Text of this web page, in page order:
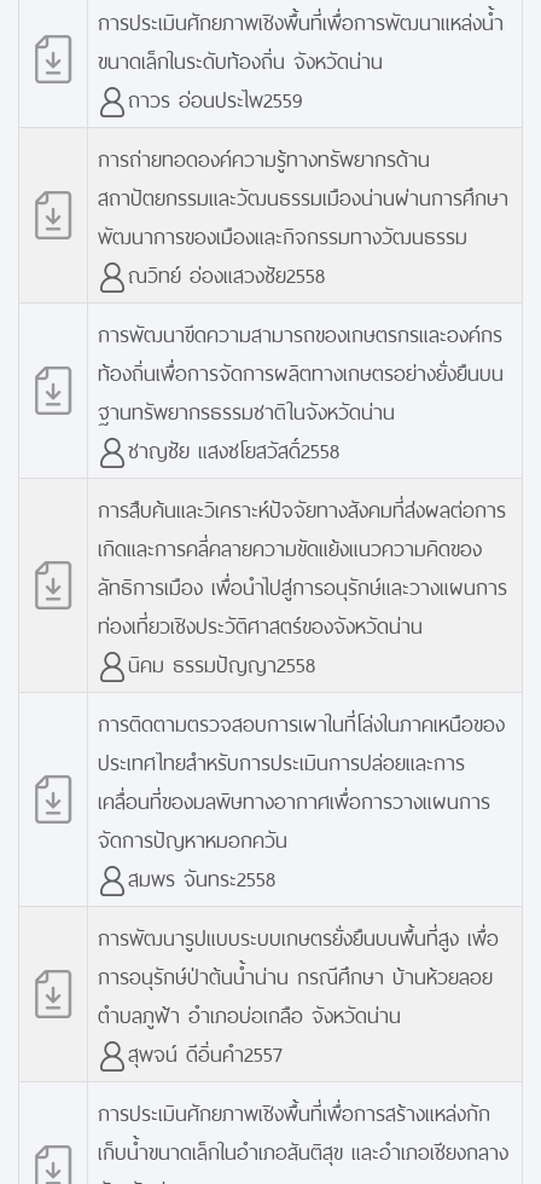
การประเมินศักยภาพเชิงพื้นที่เพื่อการพัฒนาแหล่งน้ำ
ขนาดเล็กในระดับท้องถิ่น จังหวัดน่าน
ถาวร อ่อนประไพ2559
การถ่ายทอดองค์ความรู้ทางทรัพยากรด้าน
สถาปัตยกรรมและวัฒนธรรมเมืองน่านผ่านการศึกษา
พัฒนาการของเมืองและกิจกรรมทางวัฒนธรรม
ณวิทย์ อ่องแสวงชัย2558
การพัฒนาขีดความสามารถของเกษตรกรและองค์กร
ท้องถิ่นเพื่อการจัดการผลิตทางเกษตรอย่างยั่งยืนบน
ฐานทรัพยากรธรรมชาติในจังหวัดน่าน
ชาญชัย แสงชโยสวัสดิ์2558
การสืบค้นและวิเคราะห์ปัจจัยทางสังคมที่ส่งผลต่อการ
เกิดและการคลี่คลายความขัดแย้งแนวความคิดของ
ลัทธิการเมือง เพื่อนำไปสู่การอนุรักษ์และวางแผนการ
ท่องเที่ยวเชิงประวัติศาสตร์ของจังหวัดน่าน
นิคม ธรรมปัญญา2558
การติดตามตรวจสอบการเผาในที่โล่งในภาคเหนือของ
ประเทศไทยสำหรับการประเมินการปล่อยและการ
เคลื่อนที่ของมลพิษทางอากาศเพื่อการวางแผนการ
จัดการปัญหาหมอกควัน
สมพร จันทระ2558
การพัฒนารูปแบบระบบเกษตรยั่งยืนบนพื้นที่สูง เพื่อ
การอนุรักษ์ป่าต้นน้ำน่าน กรณีศึกษา บ้านห้วยลอย
ตำบลภูฟ้า อำเภอบ่อเกลือ จังหวัดน่าน
สุพจน์ ดีอิ่นคำ2557
การประเมินศักยภาพเชิงพื้นที่เพื่อการสร้างแหล่งกัก
เก็บน้ำขนาดเล็กในอำเภอสันติสุข และอำเภอเชียงกลาง